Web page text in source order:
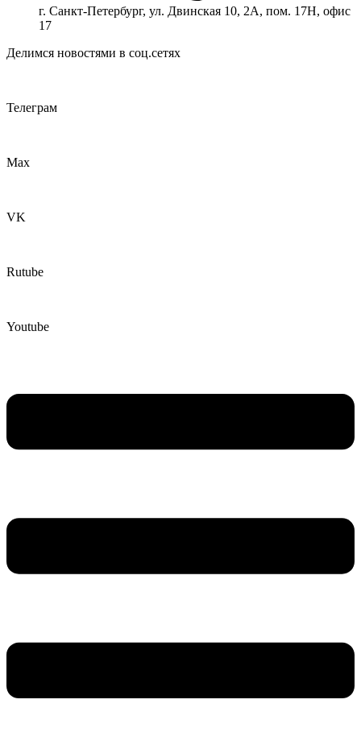
г. Санкт-Петербург, ул. Двинская 10, 2А, пом. 17Н, офис
17
Делимся новостями в соц.сетях
Телеграм
Max
VK
Rutube
Youtube